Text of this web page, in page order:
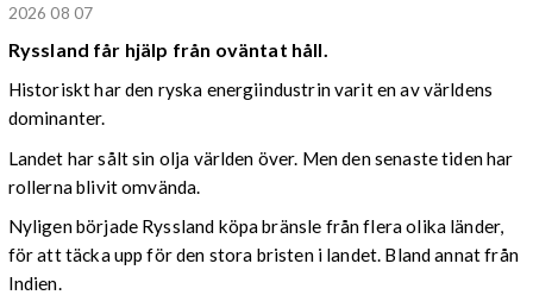
2026 08 07
Ryssland får hjälp från oväntat håll.
Historiskt har den ryska energiindustrin varit en av världens
dominanter.
Landet har sålt sin olja världen över. Men den senaste tiden har
rollerna blivit omvända.
Nyligen började Ryssland köpa bränsle från flera olika länder,
för att täcka upp för den stora bristen i landet. Bland annat från
Indien.